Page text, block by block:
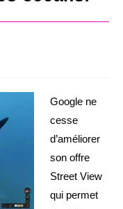
Google ne
cesse
d’améliorer
son offre
Street View
qui permet